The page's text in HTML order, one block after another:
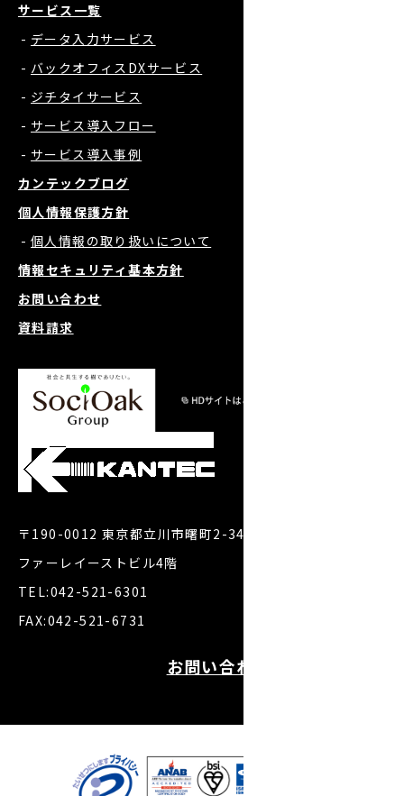
サービス一覧
データ入力サービス
バックオフィスDXサービス
ジチタイサービス
サービス導入フロー
サービス導入事例
カンテックブログ
個人情報保護方針
個人情報の取り扱いについて
情報セキュリティ基本方針
お問い合わせ
資料請求
〒190-0012 東京都立川市曙町2-34-7
ファーレイーストビル4階
TEL:042-521-6301
FAX:042-521-6731
お問い合わせ・お見積り